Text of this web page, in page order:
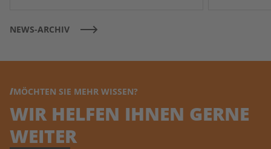
NEWS-ARCHIV
MÖCHTEN SIE MEHR WISSEN?
WIR HELFEN IHNEN GERNE
WEITER